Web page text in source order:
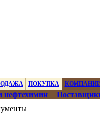
ПОКУПКА
нефтехимии|